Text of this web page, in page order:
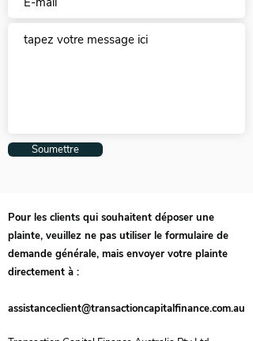
Soumettre
Pour les clients qui souhaitent déposer une
plainte, veuillez ne pas utiliser le formulaire de
demande générale, mais envoyer votre plainte
directement à :
assistanceclient@transactioncapitalfinance.com.au